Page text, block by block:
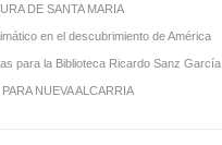
DE SANTA MARIA
en el descubrimiento de América
para la Biblioteca Ricardo Sanz García
NUEVA ALCARRIA